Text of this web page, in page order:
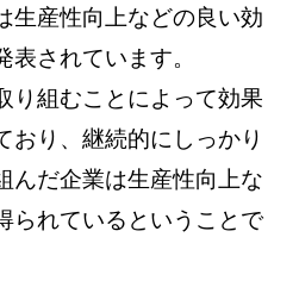
生産性向上などの良い効
されています。
り組むことによって効果
おり、継続的にしっかり
んだ企業は生産性向上な
られているということで